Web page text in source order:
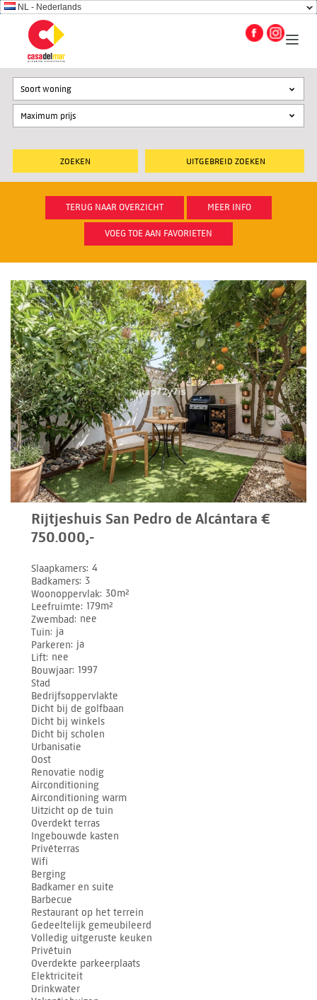
NL - Nederlands
UITGEBREID ZOEKEN
Soort woning
TERUG NAAR OVERZICHT MEER INFO
VOEG TOE AAN FAVORIETEN
Rijtjeshuis San Pedro de Alcántara €
750.000,-
Slaapkamers 4
Badkamers 3
Woonoppervlak 30m²
Leefruimte 179m²
Zwembad nee
Tuin ja
Parkeren ja
Lift nee
Bouwjaar 1997
Stad
Bedrijfsoppervlakte
Dicht bij de golfbaan
Dicht bij winkels
Dicht bij scholen
Urbanisatie
Oost
Renovatie nodig
Airconditioning
Airconditioning warm
Uitzicht op de tuin
Overdekt terras
Ingebouwde kasten
Privéterras
Wifi
Berging
Badkamer en suite
Barbecue
Restaurant op het terrein
Gedeeltelijk gemeubileerd
Volledig uitgeruste keuken
Privétuin
Overdekte parkeerplaats
Elektriciteit
Drinkwater